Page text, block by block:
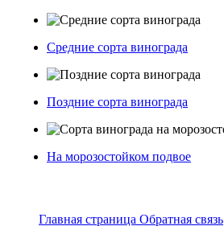
Средние сорта винограда
Поздние сорта винограда
На морозостойком подвое
Главная страница Обратная связь